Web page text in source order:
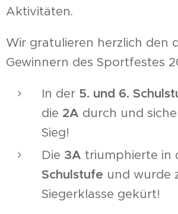
Aktivitäten.
Wir gratulieren herzlich den
Gewinnern des Sportfestes
In der 5. und 6.
die 2A durch und
Sieg!
Die 3A triumphierte in
Schulstufe und wurde
Siegerklasse gekürt!